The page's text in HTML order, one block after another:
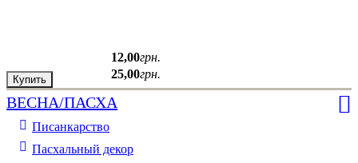
12,00грн.
Купить 25,00грн.
ВЕСНА/ПАСХА
Писанкарство
Пасхальный декор